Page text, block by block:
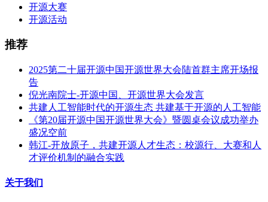
开源大赛
开源活动
推荐
2025第二十届开源中国开源世界大会陆首群主席开场报
告
倪光南院士-开源中国、开源世界大会发言
共建人工智能时代的开源生态 共建基于开源的人工智能
《第20届开源中国开源世界大会》暨圆桌会议成功举办
盛况空前
韩江-开放原子，共建开源人才生态：校源行、大赛和人
才评价机制的融合实践
关于我们